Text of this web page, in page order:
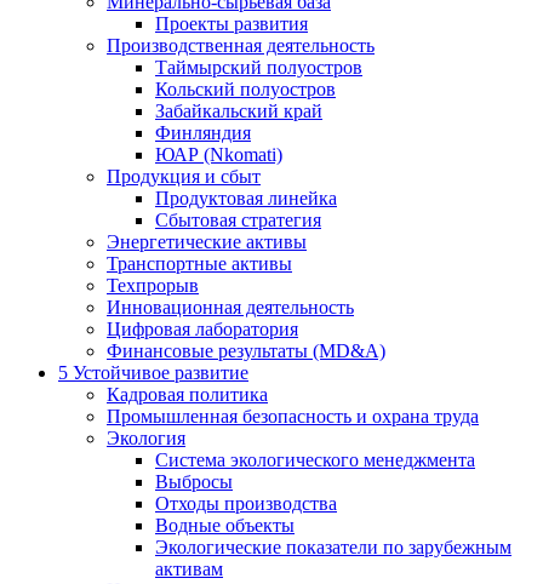
Проекты развития
Производственная деятельность
Таймырский полуостров
Кольский полуостров
Забайкальский край
Финляндия
ЮАР (Nkomati)
Продукция и сбыт
Продуктовая линейка
Сбытовая стратегия
Энергетические активы
Транспортные активы
Техпрорыв
Инновационная деятельность
Цифровая лаборатория
Финансовые результаты (MD&A)
5 Устойчивое развитие
Кадровая политика
Промышленная безопасность и охрана труда
Экология
Система экологического менеджмента
Выбросы
Отходы производства
Водные объекты
Экологические показатели по зарубежным
активам